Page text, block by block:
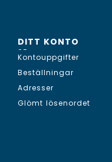
DITT KONTO
SE...
Kontouppgifter
Beställningar
Adresser
Glömt lösenordet